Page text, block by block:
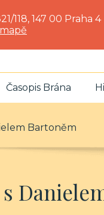
118, 147 00 Praha 4
Časopis Brána
Bartoněm